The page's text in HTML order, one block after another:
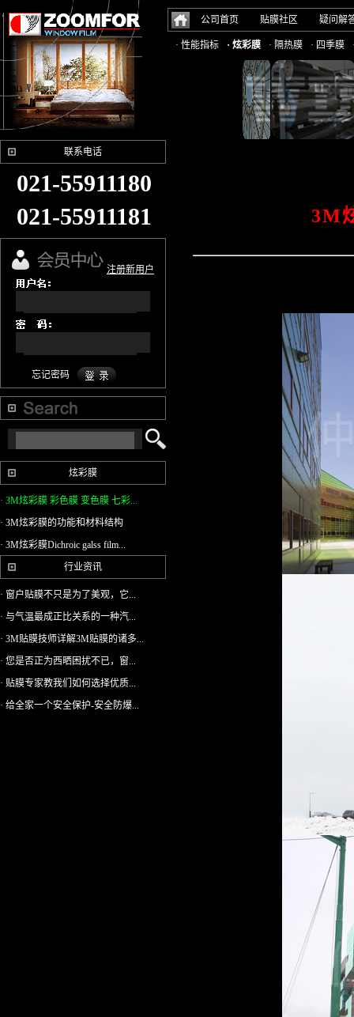
公司首页 贴膜社区 疑问解
· 性能指标 · 炫彩膜 · 隔热膜 · 四季膜
联系电话
021-55911180
021-55911181
注册新用户
忘记密码
炫彩膜
· 3M炫彩膜 彩色膜 变色膜 七彩...
· 3M炫彩膜的功能和材料结构
· 3M炫彩膜Dichroic galss film...
行业资讯
· 窗户贴膜不只是为了美观，它...
· 与气温最成正比关系的一种汽...
· 3M贴膜技师详解3M贴膜的诸多...
· 您是否正为西晒困扰不已，窗...
· 贴膜专家教我们如何选择优质...
· 给全家一个安全保护-安全防爆...
3M